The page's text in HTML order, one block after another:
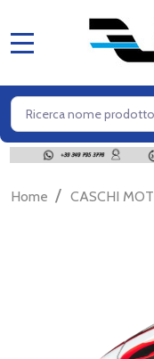
Cerca
Home / CASCHI